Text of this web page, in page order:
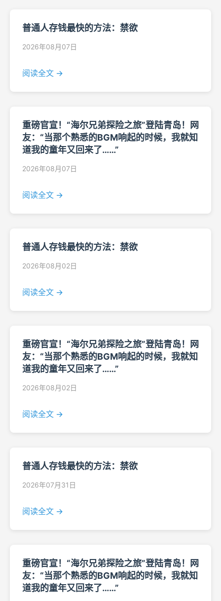
普通人存钱最快的方法：禁欲
2026年08月07日
阅读全文 →
重磅官宣！“海尔兄弟探险之旅”登陆青岛！网
友：“当那个熟悉的BGM响起的时候，我就知
道我的童年又回来了……”
2026年08月07日
阅读全文 →
普通人存钱最快的方法：禁欲
2026年08月02日
阅读全文 →
重磅官宣！“海尔兄弟探险之旅”登陆青岛！网
友：“当那个熟悉的BGM响起的时候，我就知
道我的童年又回来了……”
2026年08月02日
阅读全文 →
普通人存钱最快的方法：禁欲
2026年07月31日
阅读全文 →
重磅官宣！“海尔兄弟探险之旅”登陆青岛！网
友：“当那个熟悉的BGM响起的时候，我就知
道我的童年又回来了……”